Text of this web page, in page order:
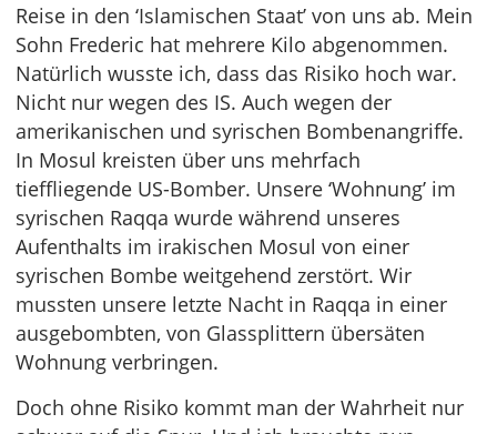
Reise in den ‘Islamischen Staat’ von uns ab. Mein
Sohn Frederic hat mehrere Kilo abgenommen.
Natürlich wusste ich, dass das Risiko hoch war.
Nicht nur wegen des IS. Auch wegen der
amerikanischen und syrischen Bombenangriffe.
In Mosul kreisten über uns mehrfach
tieffliegende US-Bomber. Unsere ‘Wohnung’ im
syrischen Raqqa wurde während unseres
Aufenthalts im irakischen Mosul von einer
syrischen Bombe weitgehend zerstört. Wir
mussten unsere letzte Nacht in Raqqa in einer
ausgebombten, von Glassplittern übersäten
Wohnung verbringen.
Doch ohne Risiko kommt man der Wahrheit nur